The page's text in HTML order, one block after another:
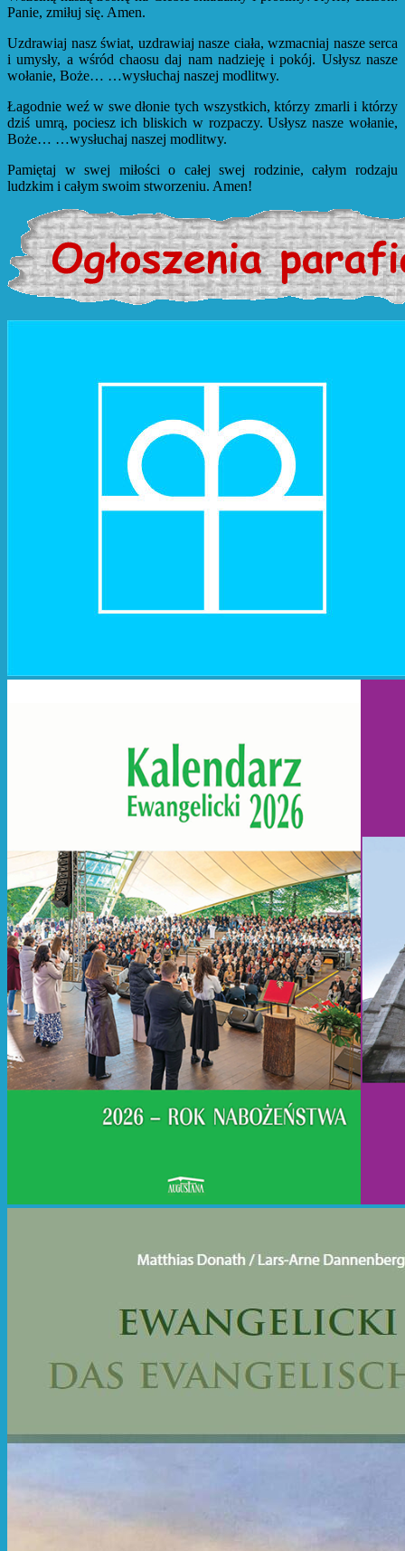
Panie, zmiłuj się. Amen.
Uzdrawiaj nasz świat, uzdrawiaj nasze ciała, wzmacniaj nasze serca
i umysły, a wśród chaosu daj nam nadzieję i pokój. Usłysz nasze
wołanie, Boże… …wysłuchaj naszej modlitwy.
Łagodnie weź w swe dłonie tych wszystkich, którzy zmarli i którzy
dziś umrą, pociesz ich bliskich w rozpaczy. Usłysz nasze wołanie,
Boże… …wysłuchaj naszej modlitwy.
Pamiętaj w swej miłości o całej swej rodzinie, całym rodzaju
ludzkim i całym swoim stworzeniu. Amen!